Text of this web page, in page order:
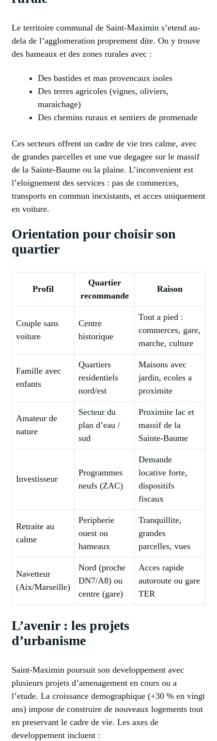
Le territoire communal de Saint-Maximin s’etend au-
dela de l’agglomeration proprement dite. On y trouve
des hameaux et des zones rurales avec :
Des bastides et mas provencaux isoles
Des terres agricoles (vignes, oliviers,
maraichage)
Des chemins ruraux et sentiers de promenade
Ces secteurs offrent un cadre de vie tres calme, avec
de grandes parcelles et une vue degagee sur le massif
de la Sainte-Baume ou la plaine. L’inconvenient est
l’eloignement des services : pas de commerces,
transports en commun inexistants, et acces uniquement
en voiture.
Orientation pour choisir son
quartier
Profil
Quartier
recommande
Raison
Couple sans
voiture
Centre
historique
Tout a pied :
commerces, gare,
marche, culture
Famille avec
enfants
Quartiers
residentiels
nord/est
Maisons avec
jardin, ecoles a
proximite
Amateur de
nature
Secteur du
plan d’eau /
sud
Proximite lac et
massif de la
Sainte-Baume
Investisseur
Programmes
neufs (ZAC)
Demande
locative forte,
dispositifs
fiscaux
Retraite au
calme
Peripherie
ouest ou
hameaux
Tranquillite,
grandes
parcelles, vues
Navetteur
(Aix/Marseille)
Nord (proche
DN7/A8) ou
centre (gare)
Acces rapide
autoroute ou gare
TER
L’avenir : les projets
d’urbanisme
Saint-Maximin poursuit son developpement avec
plusieurs projets d’amenagement en cours ou a
l’etude. La croissance demographique (+30 % en vingt
ans) impose de construire de nouveaux logements tout
en preservant le cadre de vie. Les axes de
developpement incluent :